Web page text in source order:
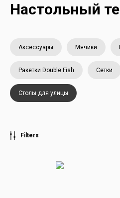
Настольный
Аксессуары Мячики
Ракетки Double Fish Сетки
Столы для улицы
Filters